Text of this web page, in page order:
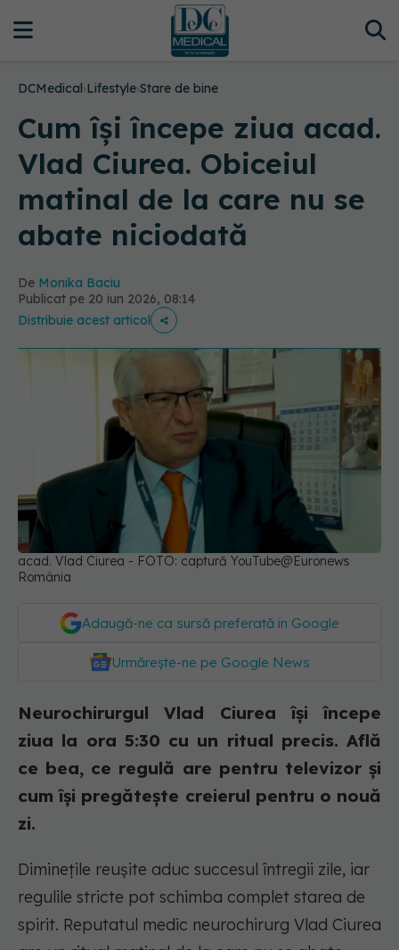
DCMedical›Lifestyle›Stare de bine
Cum își începe ziua acad.
Vlad Ciurea. Obiceiul
matinal de la care nu se
abate niciodată
De Monika Baciu
Publicat pe 20 iun 2026, 08:14
Distribuie acest articol
acad. Vlad Ciurea - FOTO: captură YouTube@Euronews
România
Adaugă-ne ca sursă preferată în Google
Urmărește-ne pe Google News
Neurochirurgul Vlad Ciurea își începe
ziua la ora 5:30 cu un ritual precis. Află
ce bea, ce regulă are pentru televizor și
cum își pregătește creierul pentru o nouă
zi.
Diminețile reușite aduc succesul întregii zile, iar
regulile stricte pot schimba complet starea de
spirit. Reputatul medic neurochirurg Vlad Ciurea